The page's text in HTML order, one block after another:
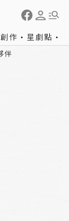
作 星劇點
伴